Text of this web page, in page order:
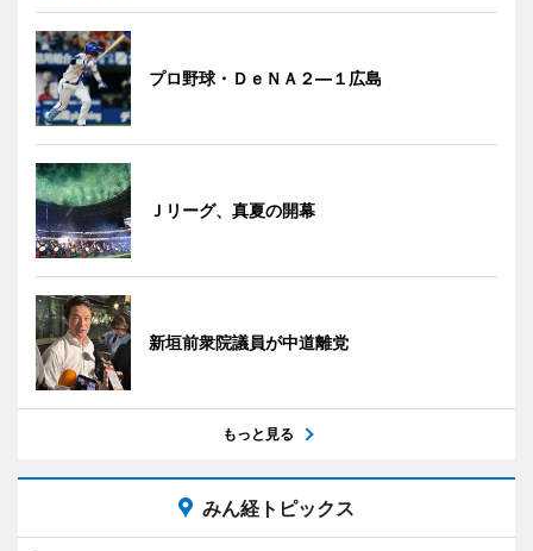
プロ野球・ＤｅＮＡ２―１広島
Ｊリーグ、真夏の開幕
新垣前衆院議員が中道離党
もっと見る
みん経トピックス